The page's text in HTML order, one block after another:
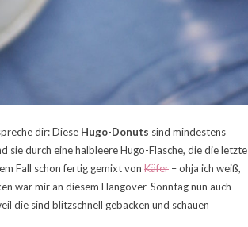
dir: Diese Hugo-Donuts sind mindestens
sie durch eine halbleere Hugo-Flasche, die die letzte
Fall schon fertig gemixt von Käfer – ohja ich weiß,
war mir an diesem Hangover-Sonntag nun auch
die sind blitzschnell gebacken und schauen